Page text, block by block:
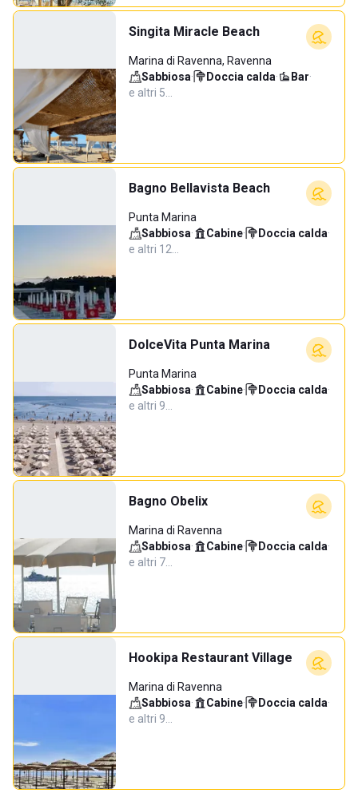
Singita Miracle Beach
Marina di Ravenna, Ravenna
Sabbiosa· Doccia calda· Bar·
e altri 5…
Bagno Bellavista Beach
Punta Marina
Sabbiosa· Cabine· Doccia calda·
e altri 12…
DolceVita Punta Marina
Punta Marina
Sabbiosa· Cabine· Doccia calda·
e altri 9…
Bagno Obelix
Marina di Ravenna
Sabbiosa· Cabine· Doccia calda·
e altri 7…
Hookipa Restaurant Village
Marina di Ravenna
Sabbiosa· Cabine· Doccia calda·
e altri 9…